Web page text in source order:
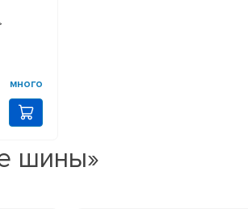
много
шины»